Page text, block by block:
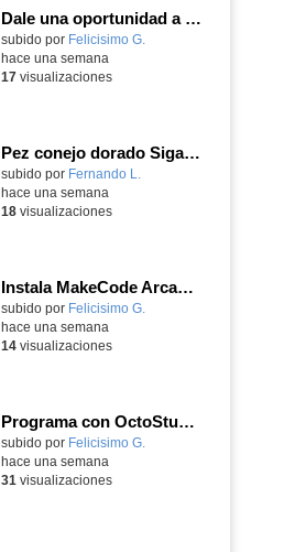
Dale una oportunidad a los Chromebooks y utiliza un proyector para realizar talleres si no tienes pantallas táctiles
Contenido educativo.
subido por Felicisimo G.
hace una semana
17visualizaciones
Pez conejo dorado Siganus guttatus (Bloch, 1786)
Contenido educativo.
subido por Fernando L.
hace una semana
18visualizaciones
Instala MakeCode Arcade para trabajar offline en tu tablet, ordenador, Chromebook
Contenido educativo.
subido por Felicisimo G.
hace una semana
14visualizaciones
Programa con OctoStudio, un juego de disparos contra Zombies con un cargador basado en el House of the dead
Contenido educativo.
subido por Felicisimo G.
hace una semana
31 visualizaciones